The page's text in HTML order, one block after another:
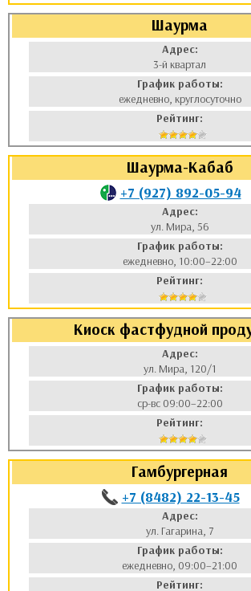
Шаурма
Адрес:
3-й квартал
График работы:
ежедневно, круглосуточно
Рейтинг:
Шаурма-Кабаб
+7 (927) 892-05-94
Адрес:
ул. Мира, 56
График работы:
ежедневно, 10:00–22:00
Рейтинг:
Киоск фастфудной
Адрес:
ул. Мира, 120/1
График работы:
ср-вс 09:00–22:00
Рейтинг:
Гамбургерная
+7 (8482) 22-13-45
Адрес:
ул. Гагарина, 7
График работы:
ежедневно, 09:00–21:00
Рейтинг: